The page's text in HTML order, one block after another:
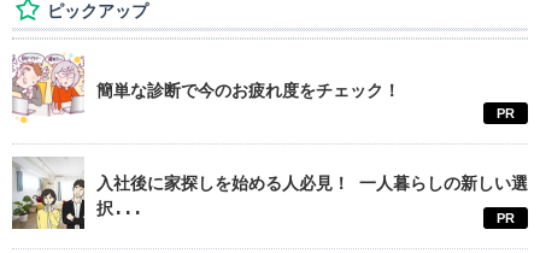
ピックアップ
簡単な診断で今のお疲れ度をチェック！
PR
入社後に家探しを始める人必見！ 一人暮らしの新しい選
択...
PR